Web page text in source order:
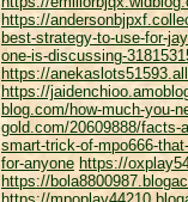
https://
best-strategy-to-use-for-
one-is-discussing-
https://
https://
blog.com/how-much-you-
gold.com/20609888/facts-
smart-trick-of-mpo666-
for-anyone https://
https://